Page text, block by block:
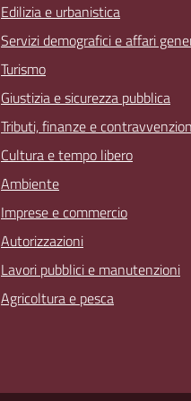
Edilizia e urbanistica
Servizi demografici e affari
Turismo
Giustizia e sicurezza pubblica
Tributi, finanze e
Cultura e tempo libero
Ambiente
Imprese e commercio
Autorizzazioni
Lavori pubblici e manutenzioni
Agricoltura e pesca